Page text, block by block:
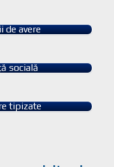
de avere
socială
tipizate